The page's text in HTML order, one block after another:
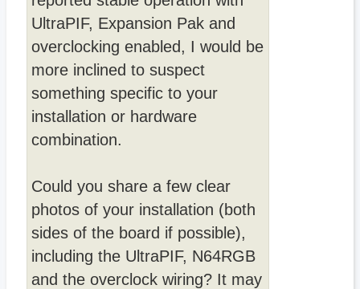
UltraPIF, Expansion Pak and
overclocking enabled, I would be
more inclined to suspect
something specific to your
installation or hardware
combination.
Could you share a few clear
photos of your installation (both
sides of the board if possible),
including the UltraPIF, N64RGB
and the overclock wiring? It may